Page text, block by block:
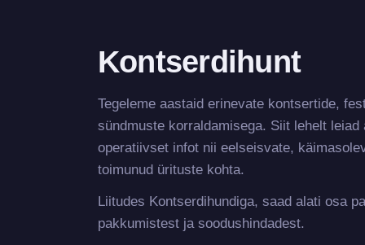
Kontserdihunt
Tegeleme aastaid erinevate kontsertide,
sündmuste korraldamisega. Siit lehelt leiad
operatiivset infot nii eelseisvate,
toimunud ürituste kohta.
Liitudes Kontserdihundiga, saad alati osa
pakkumistest ja soodushindadest.